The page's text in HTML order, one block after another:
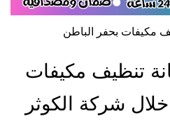
مكيفات بحفر الباطن
تنظيف مكيفات
شركة الكوثر